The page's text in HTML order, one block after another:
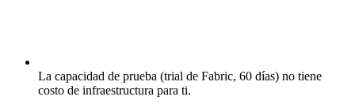
La capacidad de prueba (trial de Fabric, 60 días) no tiene
costo de infraestructura para ti.